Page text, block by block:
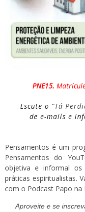
PNE15.
Escute o “Tá
de e-mails e
Pensamentos é um
Pensamentos do
objetiva e informal os
práticas espiritualistas.
com o Podcast Papo na
Aproveite e se